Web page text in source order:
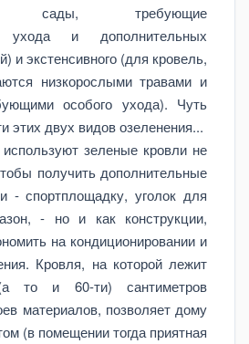
сады, требующие
ухода и дополнительных
и экстенсивного (для кровель,
низкорослыми травами и
особого ухода). Чуть
этих двух видов озеленения...
зеленые кровли не
получить дополнительные
- спортплощадку, уголок для
- но и как конструкции,
на кондиционировании и
Кровля, на которой лежит
то и 60-ти) сантиметров
материалов, позволяет дому
(в помещении тогда приятная